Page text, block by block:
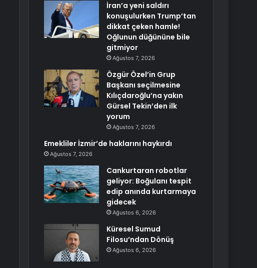
İran’a yeni saldırı
konuşulurken Trump’tan
dikkat çeken hamle!
Oğlunun düğününe bile
gitmiyor
Ağustos 7, 2026
Özgür Özel’in Grup
Başkanı seçilmesine
Kılıçdaroğlu’na yakın
Gürsel Tekin’den ilk
yorum
Ağustos 7, 2026
Emekliler İzmir’de haklarını haykırdı
Ağustos 7, 2026
Cankurtaran robotlar
geliyor: Boğulanı tespit
edip anında kurtarmaya
gidecek
Ağustos 6, 2026
Küresel Sumud
Filosu’ndan Dönüş
Ağustos 6, 2026